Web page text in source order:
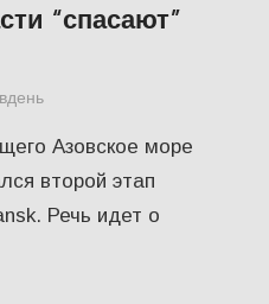
“спасают”
Азовское море
второй этап
Речь идет о